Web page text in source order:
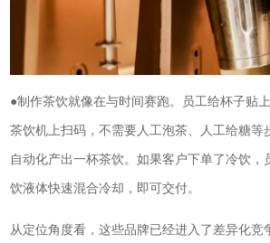
●制作茶饮就像在与时间赛跑。员工给杯子贴
茶饮机上扫码，不需要人工泡茶、人工给糖等
自动化产出一杯茶饮。如果客户下单了冷饮，
饮液体快速混合冷却，即可交付。
从定位角度看，这些品牌已经进入了差异化竞